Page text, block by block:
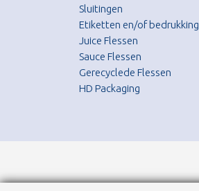
Sluitingen
Etiketten en/of bedrukking
Juice Flessen
Sauce Flessen
Gerecyclede Flessen
HD Packaging